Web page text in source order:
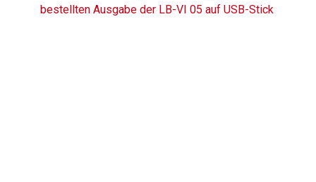
bestellten Ausgabe der LB-VI 05 auf USB-Stick